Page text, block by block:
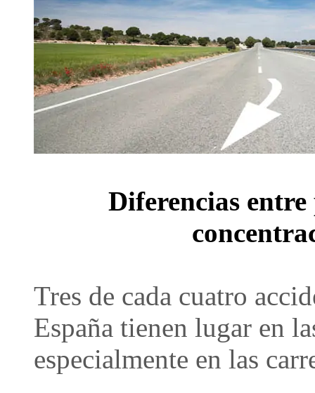
Diferencias
Tres de cada cuatro
España tienen lugar en
especialmente en las